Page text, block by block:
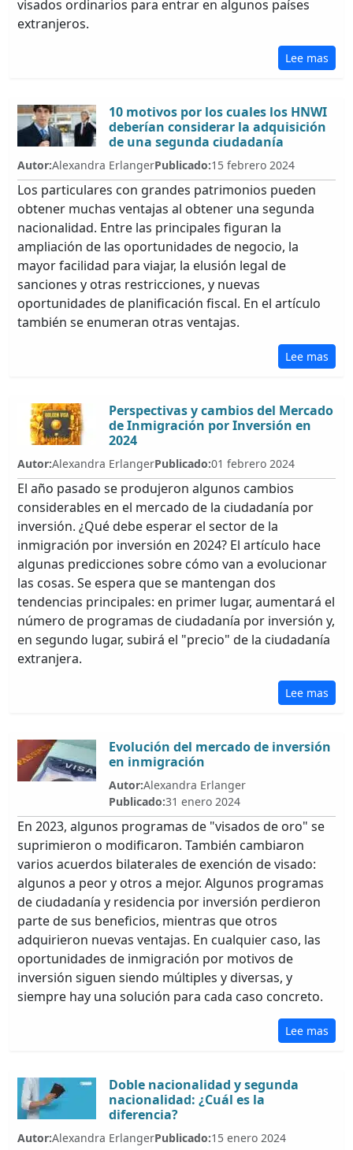
visados ordinarios para entrar en algunos países
extranjeros.
Lee mas
10 motivos por los cuales los HNWI
deberían considerar la adquisición
de una segunda ciudadanía
Autor:Alexandra ErlangerPublicado:15 febrero 2024
Los particulares con grandes patrimonios pueden
obtener muchas ventajas al obtener una segunda
nacionalidad. Entre las principales figuran la
ampliación de las oportunidades de negocio, la
mayor facilidad para viajar, la elusión legal de
sanciones y otras restricciones, y nuevas
oportunidades de planificación fiscal. En el artículo
también se enumeran otras ventajas.
Lee mas
Perspectivas y cambios del Mercado
de Inmigración por Inversión en
2024
Autor:Alexandra ErlangerPublicado:01 febrero 2024
El año pasado se produjeron algunos cambios
considerables en el mercado de la ciudadanía por
inversión. ¿Qué debe esperar el sector de la
inmigración por inversión en 2024? El artículo hace
algunas predicciones sobre cómo van a evolucionar
las cosas. Se espera que se mantengan dos
tendencias principales: en primer lugar, aumentará el
número de programas de ciudadanía por inversión y,
en segundo lugar, subirá el "precio" de la ciudadanía
extranjera.
Lee mas
Evolución del mercado de inversión
en inmigración
Autor:Alexandra Erlanger
Publicado:31 enero 2024
En 2023, algunos programas de "visados de oro" se
suprimieron o modificaron. También cambiaron
varios acuerdos bilaterales de exención de visado:
algunos a peor y otros a mejor. Algunos programas
de ciudadanía y residencia por inversión perdieron
parte de sus beneficios, mientras que otros
adquirieron nuevas ventajas. En cualquier caso, las
oportunidades de inmigración por motivos de
inversión siguen siendo múltiples y diversas, y
siempre hay una solución para cada caso concreto.
Lee mas
Doble nacionalidad y segunda
nacionalidad: ¿Cuál es la
diferencia?
Autor:Alexandra ErlangerPublicado:15 enero 2024